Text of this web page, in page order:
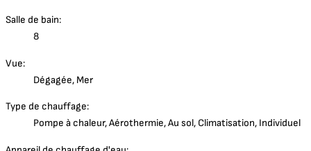
Salle de bain:
8
Vue:
Dégagée, Mer
Type de chauffage:
Pompe à chaleur, Aérothermie, Au sol, Climatisation, Individuel